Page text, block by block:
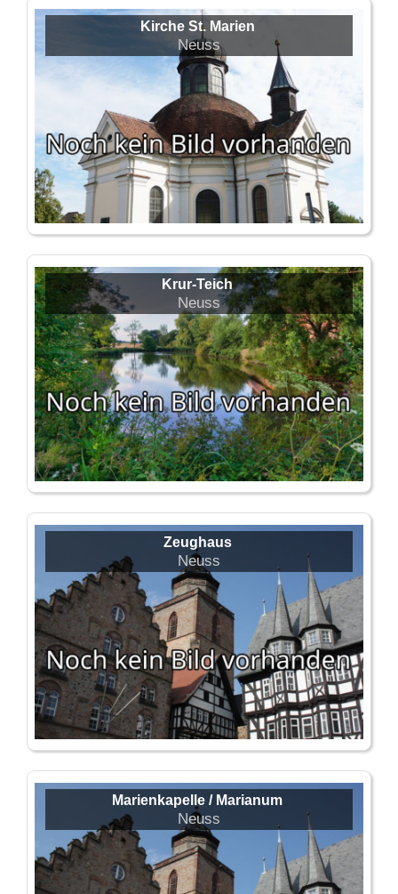
Kirche St. Marien
Neuss
Krur-Teich
Neuss
Zeughaus
Neuss
Marienkapelle / Marianum
Neuss